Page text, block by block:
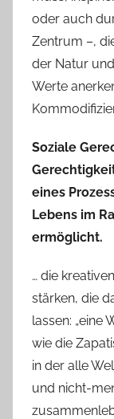
oder auch
Zentrum –,
der Natur
Werte
Soziale
eines
Lebens im
ermöglicht.
… die
stärken, die
lassen: „eine
wie die
in der alle
und nicht-